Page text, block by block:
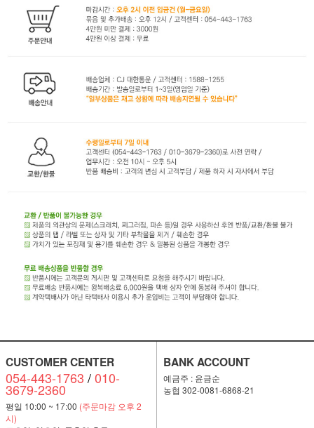
CUSTOMER CENTER
054-443-1763 /010-
3679-2360
평일 10:00 ~ 17:00 (주문마감 오후 2
시)
BANK ACCOUNT
예금주 : 윤금순
농협 302-0081-6868-21